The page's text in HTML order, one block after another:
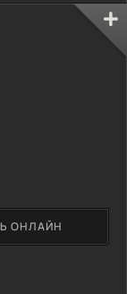
Всему
Однако
На
ОНЛАЙН